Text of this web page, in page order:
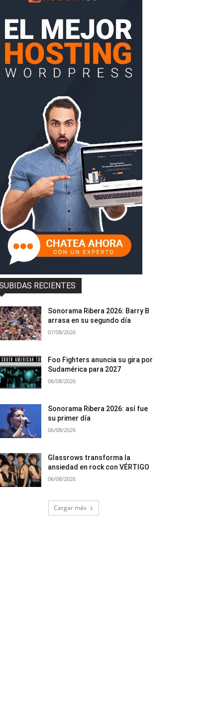
RECIENTES
Sonorama Ribera 2026: Barry B
arrasa en su segundo día
07/08/2026
Foo Fighters anuncia su gira por
Sudamérica para 2027
06/08/2026
Sonorama Ribera 2026: así fue
su primer día
06/08/2026
Glassrows transforma la
ansiedad en rock con VÉRTIGO
06/08/2026
Cargar más